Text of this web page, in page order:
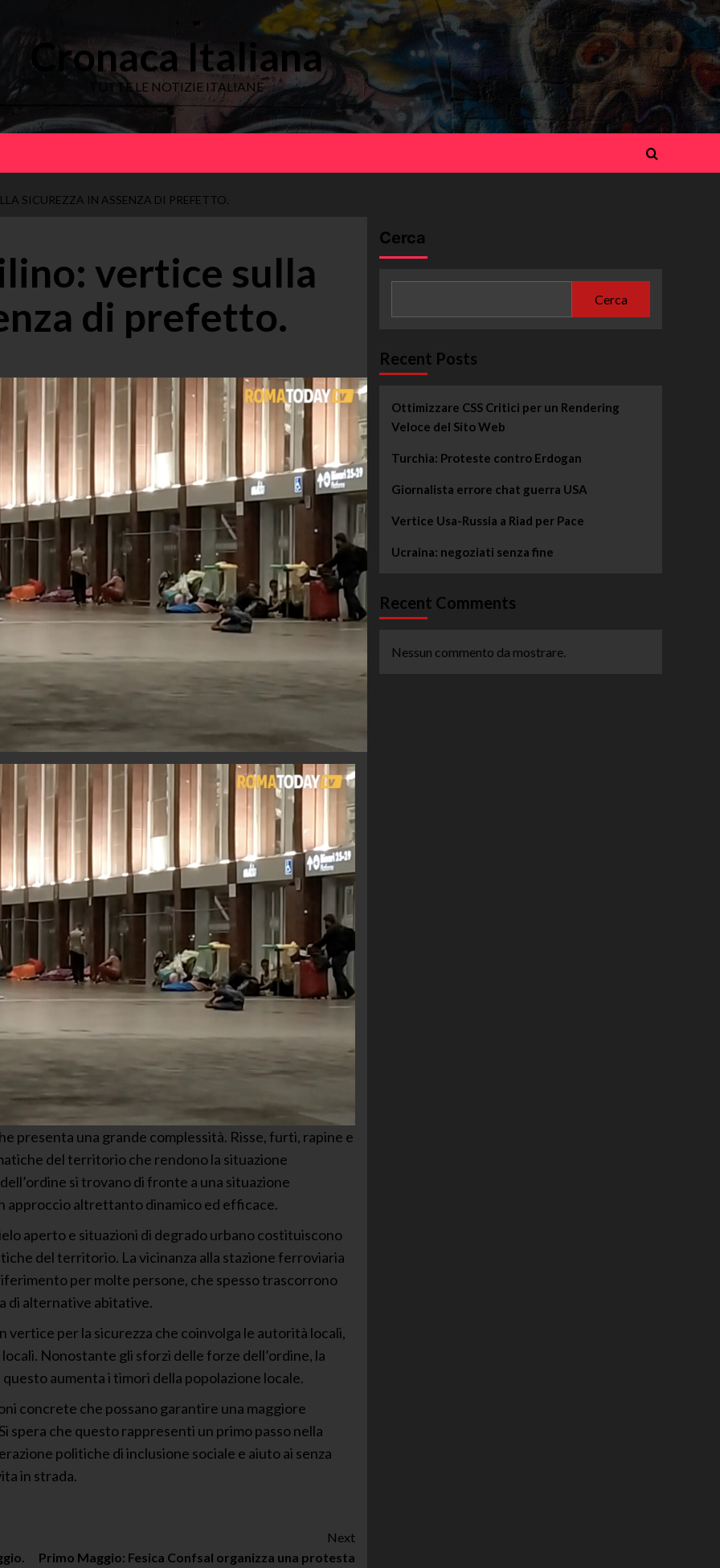
Cronaca Italiana
TUTTE LE NOTIZIE ITALIANE
SICUREZZA IN ASSENZA DI PREFETTO.
vertice sulla
di prefetto.
presenta una grande complessità. Risse, furti, rapine e
del territorio che rendono la situazione
si trovano di fronte a una situazione
approccio altrettanto dinamico ed efficace.
aperto e situazioni di degrado urbano costituiscono
del territorio. La vicinanza alla stazione ferroviaria
per molte persone, che spesso trascorrono
di alternative abitative.
per la sicurezza che coinvolga le autorità locali,
Nonostante gli sforzi delle forze dell’ordine, la
aumenta i timori della popolazione locale.
concrete che possano garantire una maggiore
spera che questo rappresenti un primo passo nella
politiche di inclusione sociale e aiuto ai senza
in strada.
Next
Primo Maggio: Fesica Confsal organizza una protesta
Cerca
Cerca
Recent Posts
Ottimizzare CSS Critici per un Rendering
Veloce del Sito Web
Turchia: Proteste contro Erdogan
Giornalista errore chat guerra USA
Vertice Usa-Russia a Riad per Pace
Ucraina: negoziati senza fine
Recent Comments
Nessun commento da mostrare.